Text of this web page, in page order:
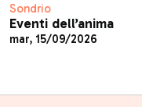
Sondrio
Eventi dell’anima
mar, 15/09/2026